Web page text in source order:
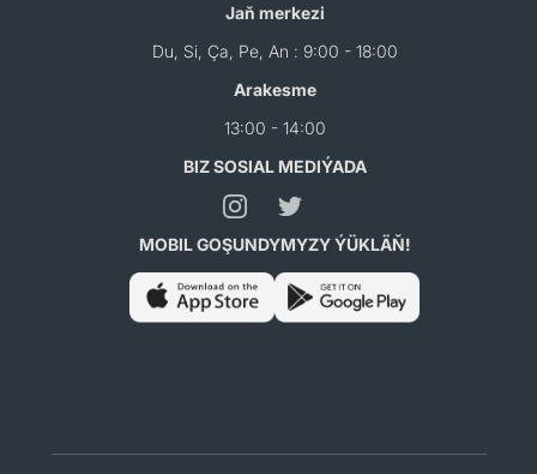
Jaň merkezi
Du, Si, Ça, Pe, An : 9:00 - 18:00
Arakesme
13:00 - 14:00
BIZ SOSIAL MEDIÝADA
MOBIL GOŞUNDYMYZY ÝÜKLÄŇ!